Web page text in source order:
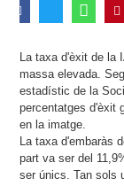
La taxa d'èxit de la
massa elevada.
estadístic de la
percentatges d'èxit
en la imatge.
La taxa d'embaràs
part va ser del
ser únics. Tan sols